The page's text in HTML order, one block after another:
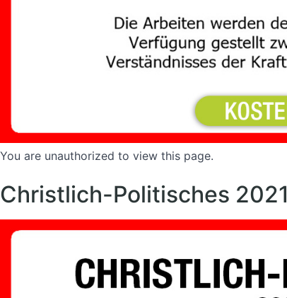
You are unauthorized to view this page.
Christlich-Politisches 2021